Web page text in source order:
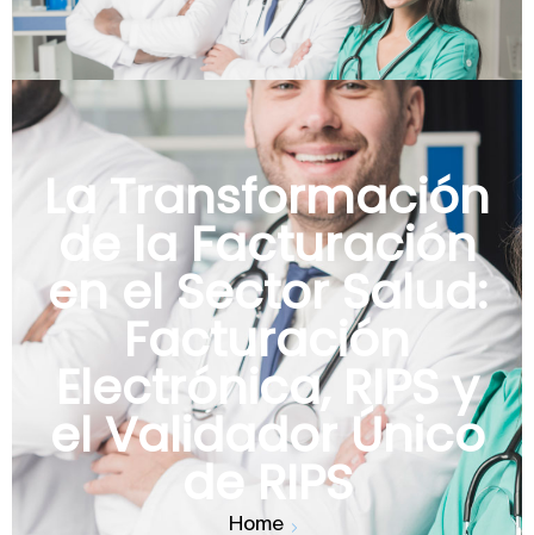
La Transformación
de la Facturación
en el Sector Salud:
Facturación
Electrónica, RIPS y
el Validador Único
de RIPS
Home